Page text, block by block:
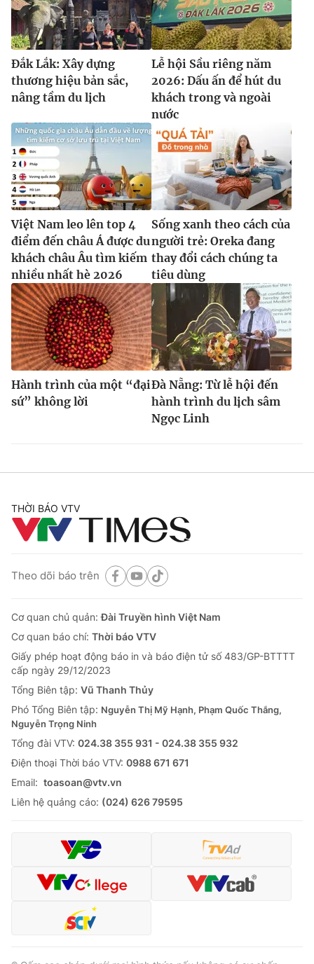
Đắk Lắk: Xây dựng
thương hiệu bản sắc,
nâng tầm du lịch
Lễ hội Sầu riêng năm
2026: Dấu ấn để hút du
khách trong và ngoài
nước
Việt Nam leo lên top 4
điểm đến châu Á được du
khách châu Âu tìm kiếm
nhiều nhất hè 2026
Sống xanh theo cách của
người trẻ: Oreka đang
thay đổi cách chúng ta
tiêu dùng
Hành trình của một “đại
sứ” không lời
Đà Nẵng: Từ lễ hội đến
hành trình du lịch sâm
Ngọc Linh
THỜI BÁO VTV
Theo dõi báo trên
Cơ quan chủ quản:Đài Truyền hình Việt Nam
Cơ quan báo chí: Thời báo VTV
Giấy phép hoạt động báo in và báo điện tử số 483/GP-BTTTT
cấp ngày 29/12/2023
Tổng Biên tập: Vũ Thanh Thủy
Phó Tổng Biên tập: Nguyễn Thị Mỹ Hạnh, Phạm Quốc Thắng,
Nguyễn Trọng Ninh
Tổng đài VTV: 024.38 355 931 - 024.38 355 932
Ðiện thoại Thời báo VTV: 0988 671 671
Email: toasoan@vtv.vn
Liên hệ quảng cáo: (024) 626 79595